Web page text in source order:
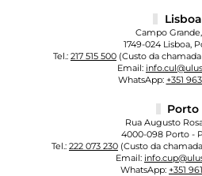
Lisboa
Campo
1749-024 Lisboa,
Tel.: 217 515 500 (Custo da
Email:
WhatsApp: +351
Porto
Rua Augusto
4000-098 Porto -
Tel.: 222 073 230 (Custo da
Email:
WhatsApp: +351